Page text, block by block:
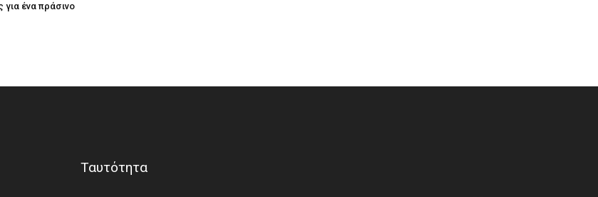
για ένα πράσινο
Ταυτότητα